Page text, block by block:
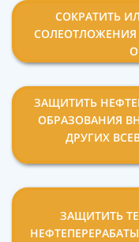
СОКРАТИТЬ
ЗАЩИТИТЬ
ОБРАЗОВАНИЯ
ДРУГИХ
ЗАЩИТИТЬ